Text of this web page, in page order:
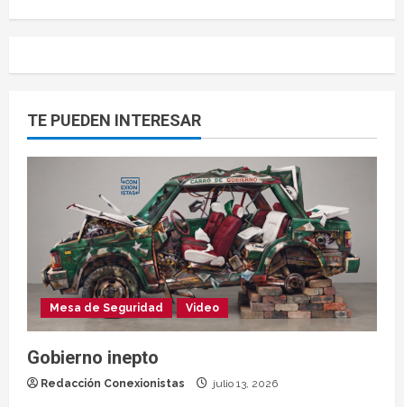
TE PUEDEN INTERESAR
Mesa de Seguridad Video
Gobierno inepto
Redacción Conexionistas julio 13, 2026